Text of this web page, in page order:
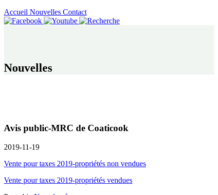
Accueil Nouvelles Contact
Nouvelles
Avis public-MRC de Coaticook
2019-11-19
Vente pour taxes 2019-propriétés non vendues
Vente pour taxes 2019-propriétés vendues